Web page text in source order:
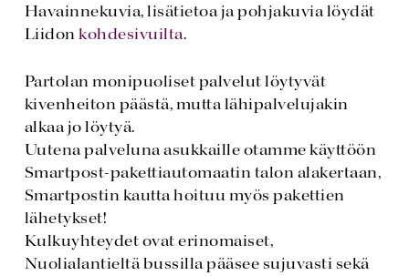
Havainnekuvia, lisätietoa ja pohjakuvia löydät
Liidonkohdesivuilta.
Partolan monipuoliset palvelut löytyvät
kivenheiton päästä, mutta lähipalvelujakin
alkaa jo löytyä.
Uutena palveluna asukkaille otamme käyttöön
Smartpost-pakettiautomaatin talon alakertaan,
Smartpostin kautta hoituu myös pakettien
lähetykset!
Kulkuyhteydet ovat erinomaiset,
Nuolialantieltä bussilla pääsee sujuvasti sekä